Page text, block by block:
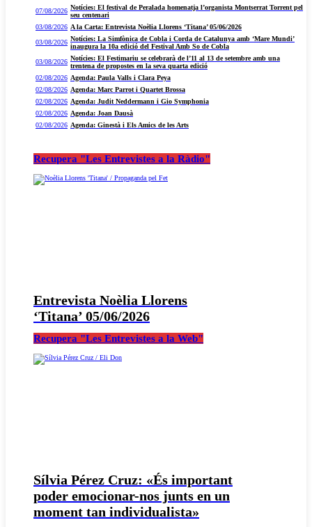
07/08/2026 Notícies: El festival de Peralada homenatja l’organista Montserrat Torrent pel
seu centenari
03/08/2026 A la Carta: Entrevista Noèlia Llorens ‘Titana’ 05/06/2026
03/08/2026 Notícies: La Simfònica de Cobla i Corda de Catalunya amb ‘Mare Mundi’
inaugura la 10a edició del Festival Amb So de Cobla
03/08/2026 Notícies: El Festimariu se celebrarà de l’11 al 13 de setembre amb una
trentena de propostes en la seva quarta edició
02/08/2026 Agenda: Paula Valls i Clara Peya
02/08/2026 Agenda: Marc Parrot i Quartet Brossa
02/08/2026 Agenda: Judit Neddermann i Gio Symphonia
02/08/2026 Agenda: Joan Dausà
02/08/2026 Agenda: Ginestà i Els Amics de les Arts
Recupera "Les Entrevistes a la Ràdio"
Entrevista Noèlia Llorens
‘Titana’ 05/06/2026
Recupera "Les Entrevistes a la Web"
Sílvia Pérez Cruz: «És important
poder emocionar-nos junts en un
moment tan individualista»